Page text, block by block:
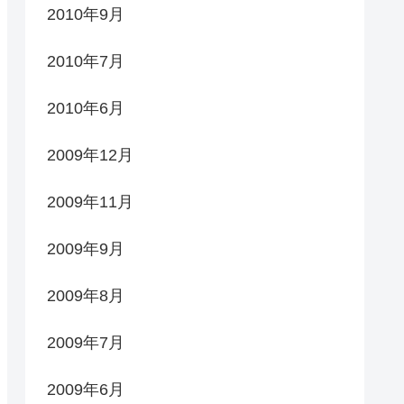
2010年9月
2010年7月
2010年6月
2009年12月
2009年11月
2009年9月
2009年8月
2009年7月
2009年6月